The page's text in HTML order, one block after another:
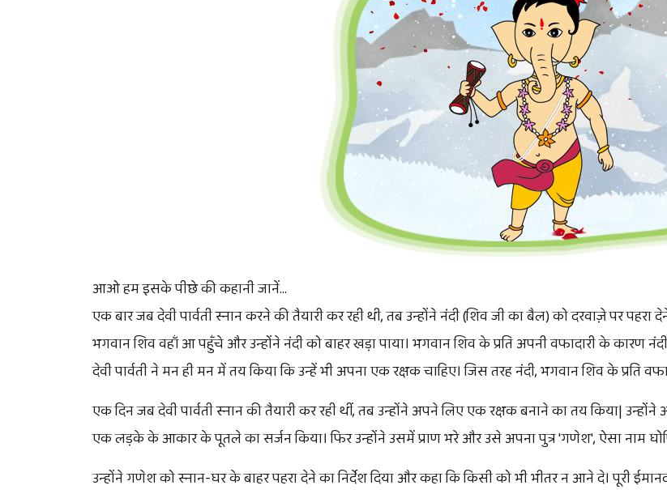
आओ हम इसके पीछे की कहानी जानें...
एक बार जब देवी पार्वती स्नान करने की तैयारी कर रही थी, तब उन्होंने नंदी (शिव जी का बैल) को दरवाज़े पर
भगवान शिव वहाँ आ पहुँचे और उन्होंने नंदी को बाहर खड़ा पाया। भगवान शिव के प्रति अपनी वफादारी के कारण
देवी पार्वती ने मन ही मन में तय किया कि उन्हें भी अपना एक रक्षक चाहिए। जिस तरह नंदी, भगवान शिव के प्रति
एक दिन जब देवी पार्वती स्नान की तैयारी कर रही थीं, तब उन्होंने अपने लिए एक रक्षक बनाने का तय किया|
एक लड़के के आकार के पूतले का सर्जन किया। फिर उन्होंने उसमें प्राण भरे और उसे अपना पुत्र 'गणेश', ऐसा नाम
उन्होंने गणेश को स्नान-घर के बाहर पहरा देने का निर्देश दिया और कहा कि किसी को भी भीतर न आने दे। पूरी